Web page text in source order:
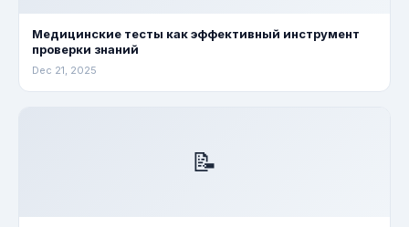
Медицинские тесты как эффективный инструмент
проверки знаний
Dec 21, 2025
📝